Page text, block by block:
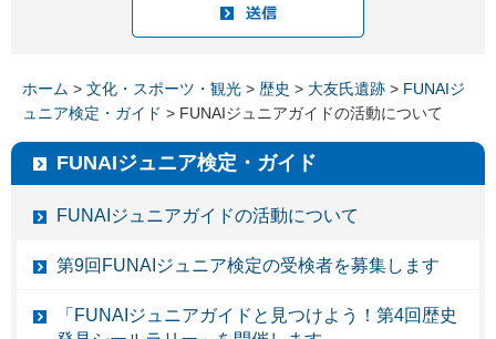
ホーム > 文化・スポーツ・観光 > 歴史 > 大友氏遺跡 > FUNAIジ
ュニア検定・ガイド > FUNAIジュニアガイドの活動について
FUNAIジュニア検定・ガイド
FUNAIジュニアガイドの活動について
第9回FUNAIジュニア検定の受検者を募集します
「FUNAIジュニアガイドと見つけよう！第4回歴史